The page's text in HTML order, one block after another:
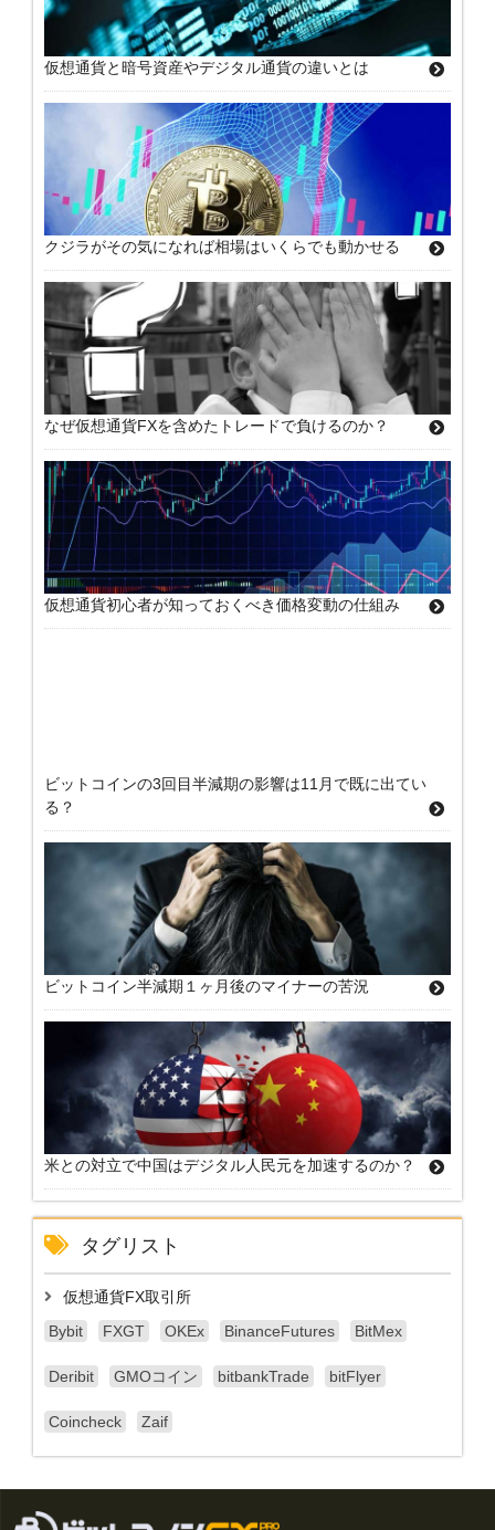
仮想通貨と暗号資産やデジタル通貨の違いとは
クジラがその気になれば相場はいくらでも動かせる
なぜ仮想通貨FXを含めたトレードで負けるのか？
仮想通貨初心者が知っておくべき価格変動の仕組み
ビットコインの3回目半減期の影響は11月で既に出てい
る？
ビットコイン半減期１ヶ月後のマイナーの苦況
米との対立で中国はデジタル人民元を加速するのか？
タグリスト
仮想通貨FX取引所
Bybit
FXGT OKEx BinanceFutures BitMex
Deribit GMOコイン bitbankTrade bitFlyer
Coincheck Zaif